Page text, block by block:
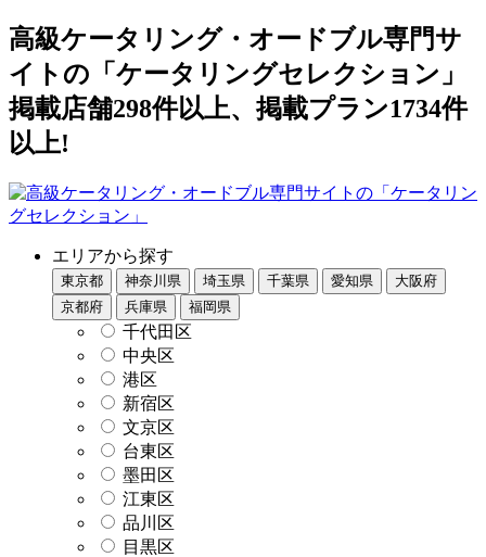
高級ケータリング・オードブル専門サ
イトの「ケータリングセレクション」
掲載店舗298件以上、掲載プラン1734件
以上!
エリアから探す
東京都 神奈川県 埼玉県 千葉県 愛知県
大阪府
京都府
兵庫県 福岡県
千代田区
中央区
港区
新宿区
文京区
台東区
墨田区
江東区
品川区
目黒区